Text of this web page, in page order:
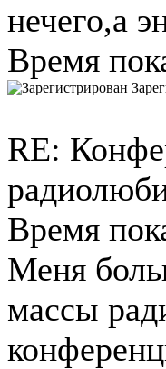
нечего,а
Время
RE:
Время
Меня
массы